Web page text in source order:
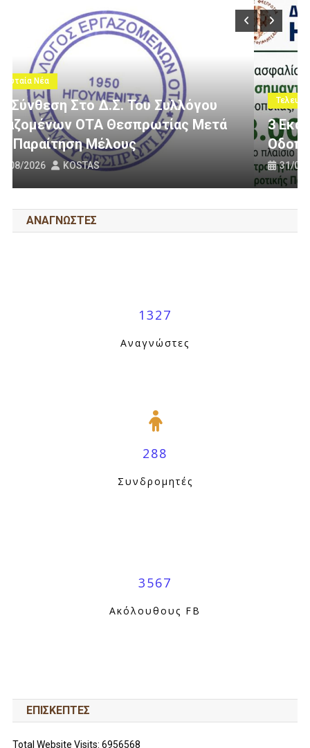
Τελευταία Νέα
3 Εκατομμύρια Ευρώ Για Αγροτική
Οδοποιία Στον Δήμο Ηγουμενίτσας
31/07/2026 KOSTAS
ΑΝΑΓΝΩΣΤΕΣ
1327
Αναγνώστες
288
Συνδρομητές
3567
Ακόλουθους FB
ΕΠΙΣΚΕΠΤΕΣ
Total Website Visits: 6956568